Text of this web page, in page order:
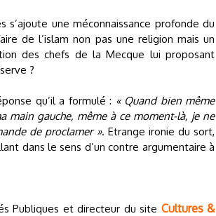
une méconnaissance profonde du
de l’islam non pas une religion mais un
des chefs de la Mecque lui proposant
?
qu’il a formulé : « Quand bien même
main gauche, même à ce moment-là, je ne
de proclamer ». Etrange ironie du sort,
dans le sens d’un contre argumentaire à
Publiques et directeur du site Cultures &